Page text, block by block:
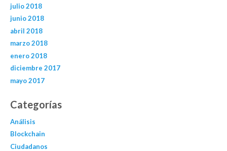
julio 2018
junio 2018
abril 2018
marzo 2018
enero 2018
diciembre 2017
mayo 2017
Categorías
Análisis
Blockchain
Ciudadanos